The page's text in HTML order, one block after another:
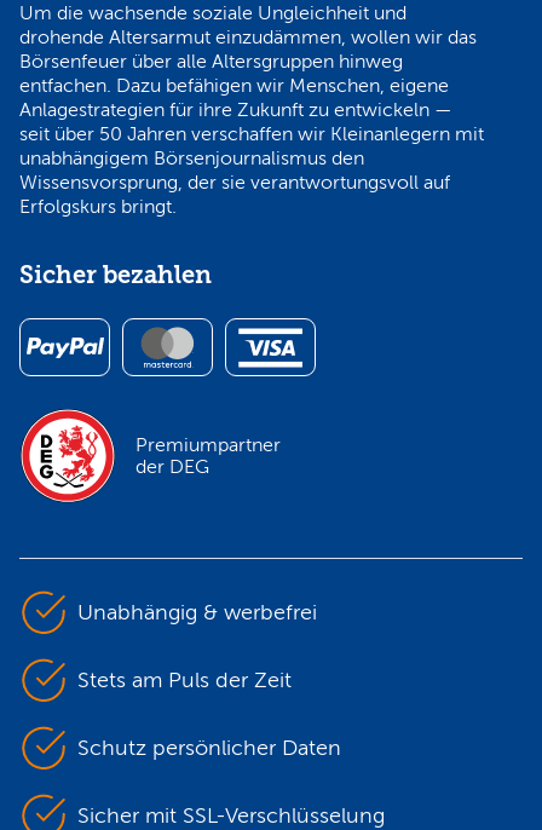
Um die wachsende soziale Ungleichheit und
drohende Altersarmut einzudämmen, wollen wir das
Börsenfeuer über alle Altersgruppen hinweg
entfachen. Dazu befähigen wir Menschen, eigene
Anlagestrategien für ihre Zukunft zu entwickeln —
seit über 50 Jahren verschaffen wir Kleinanlegern mit
unabhängigem Börsenjournalismus den
Wissensvorsprung, der sie verantwortungsvoll auf
Erfolgskurs bringt.
Sicher bezahlen
Premiumpartner
der DEG
Unabhängig & werbefrei
Stets am Puls der Zeit
Schutz persönlicher Daten
Sicher mit SSL-Verschlüsselung